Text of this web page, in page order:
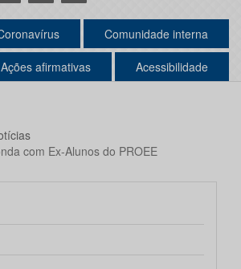
Comunidade interna
Ações afirmativas Acessibilidade
com Ex-Alunos do PROEE